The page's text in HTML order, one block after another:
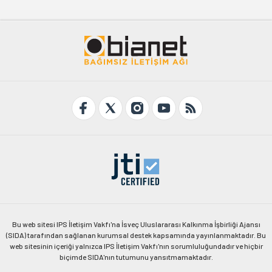
Bu web sitesi IPS İletişim Vakfı'na İsveç Uluslararası Kalkınma İşbirliği Ajansı
(SIDA) tarafından sağlanan kurumsal destek kapsamında yayınlanmaktadır. Bu
web sitesinin içeriği yalnızca IPS İletişim Vakfı'nın sorumluluğundadır ve hiçbir
biçimde SIDA'nın tutumunu yansıtmamaktadır.